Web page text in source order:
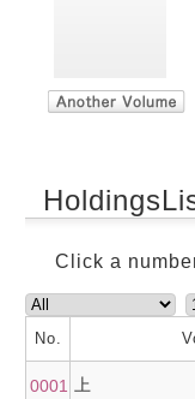
Click a
No.
0001 上